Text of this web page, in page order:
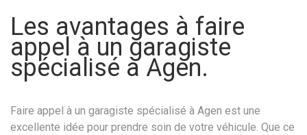
Les avantages à faire
appel à un garagiste
spécialisé à Agen.
Faire appel à un garagiste spécialisé à Agen est une
excellente idée pour prendre soin de votre véhicule. Que ce